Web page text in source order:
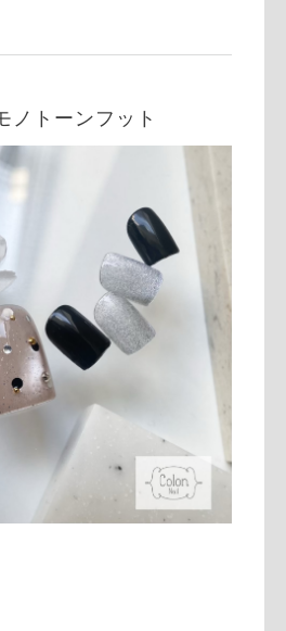
ノトーンフット